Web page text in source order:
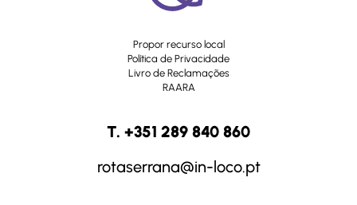
Propor recurso local
Política de Privacidade
Livro de Reclamações
RAARA
T. +351 289 840 860
rotaserrana@in-loco.pt